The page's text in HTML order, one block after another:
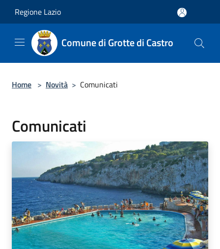
Regione Lazio
Comune di Grotte di Castro
Home > Novità > Comunicati
Comunicati